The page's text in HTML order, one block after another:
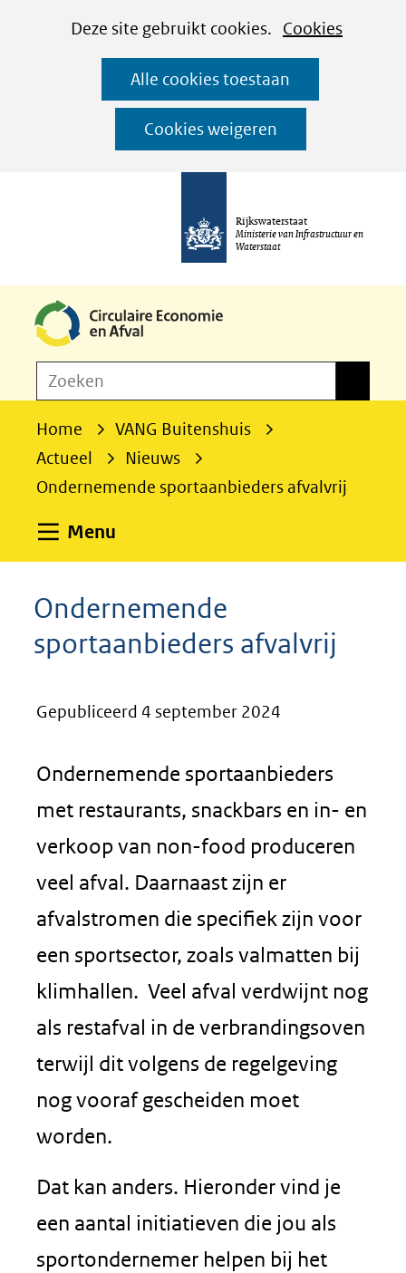
CookiesDeze site gebruikt cookies. Cookies
worden
toegestaan
geweigerd.
Alle cookies toestaan
Cookies weigeren
Ga
naar
de
inhoud
Rijkswaterstaat
Ministerie van Infrastructuur en
Waterstaat
o
Zoeken
Home
VANG Buitenshuis
Actueel
Nieuws
Ondernemende sportaanbieders afvalvrij
Menu
Ondernemende
sportaanbieders afvalvrij
Gepubliceerd 4 september 2024
Ondernemende sportaanbieders
met restaurants, snackbars en in- en
verkoop van non-food produceren
veel afval. Daarnaast zijn er
afvalstromen die specifiek zijn voor
een sportsector, zoals valmatten bij
klimhallen. Veel afval verdwijnt nog
als restafval in de verbrandingsoven
terwijl dit volgens de regelgeving
nog vooraf gescheiden moet
worden.
Dat kan anders. Hieronder vind je
een aantal initiatieven die jou als
sportondernemer helpen bij het